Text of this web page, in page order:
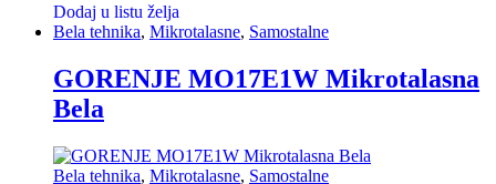
Dodaj u listu želja
Bela tehnika, Mikrotalasne, Samostalne
GORENJE MO17E1W Mikrotalasna
Bela
Bela tehnika, Mikrotalasne, Samostalne